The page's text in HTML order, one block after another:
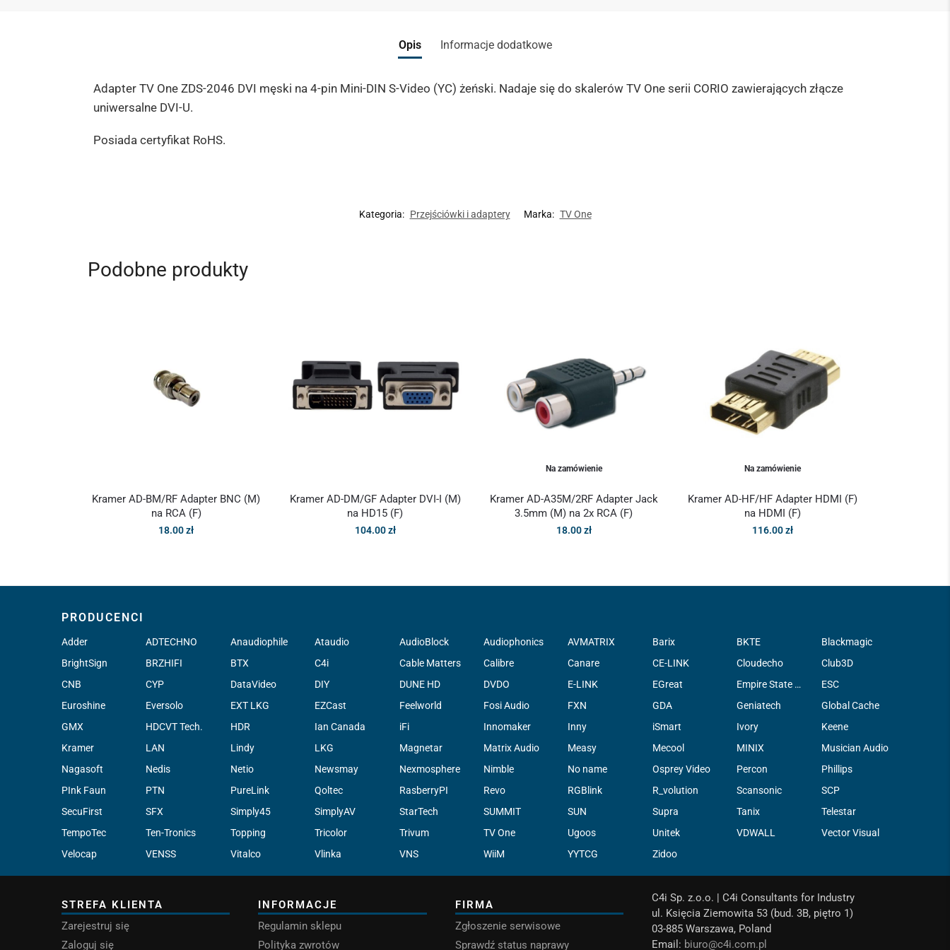
Opis Informacje dodatkowe
Adapter TV One ZDS-2046 DVI męski na 4-pin Mini-DIN S-Video (YC) żeński. Nadaje się do skalerów TV One serii CORIO zawierających złącze
uniwersalne DVI-U.
Posiada certyfikat RoHS.
Kategoria: Przejściówki i adaptery Marka: TV One
Podobne produkty
Kramer AD-BM/RF Adapter BNC (M)
na RCA (F)
18.00zł
Kramer AD-DM/GF Adapter DVI-I (M)
na HD15 (F)
104.00zł
Na zamówienie
Kramer AD-A35M/2RF Adapter Jack
3.5mm (M) na 2x RCA (F)
18.00zł
Na zamówienie
Kramer AD-HF/HF Adapter HDMI (F)
na HDMI (F)
116.00zł
PRODUCENCI
Adder ADTECHNO Anaudiophile Ataudio AudioBlock Audiophonics AVMATRIX Barix BKTE
Blackmagic
BrightSign
BRZHIFI BTX C4i Cable Matters Calibre Canare CE-LINK Cloudecho
Club3D
CNB
CYP DataVideo DIY DUNE HD DVDO E-LINK EGreat Empire State Filter Company, INC.
ESC
Euroshine
Eversolo EXT LKG EZCast Feelworld Fosi Audio FXN GDA Geniatech
Global Cache
GMX
HDCVT Tech. HDR Ian Canada iFi Innomaker Inny iSmart Ivory
Keene
Kramer
LAN Lindy LKG Magnetar Matrix Audio Measy Mecool MINIX
Musician Audio
Nagasoft
Nedis Netio Newsmay Nexmosphere Nimble No name Osprey Video Percon
Phillips
PInk Faun
PTN PureLink Qoltec RasberryPI Revo RGBlink R_volution Scansonic
SCP
SecuFirst
SFX Simply45 SimplyAV StarTech SUMMIT SUN Supra Tanix
Telestar
TempoTec
Ten-Tronics Topping Tricolor Trivum TV One Ugoos Unitek VDWALL
Vector Visual
Velocap
VENSS Vitalco Vlinka VNS WiiM YYTCG Zidoo
STREFA KLIENTA
Zarejestruj się
Zaloguj się
INFORMACJE
Regulamin sklepu
Polityka zwrotów
FIRMA
Zgłoszenie serwisowe
Sprawdź status naprawy
C4i Sp. z.o.o. | C4i Consultants for Industry
ul. Księcia Ziemowita 53 (bud. 3B, piętro 1)
03-885 Warszawa, Poland
Email: biuro@c4i.com.pl